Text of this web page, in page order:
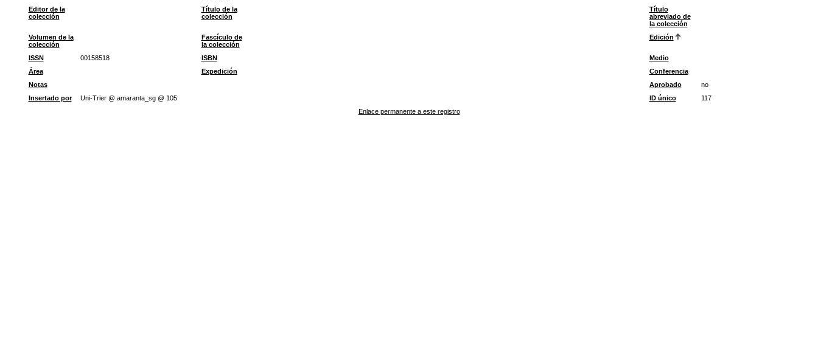
Editor de la
colección
Título de la
colección
Título
abreviado de
la colección
Volumen de la
colección
Fascículo de
la colección
Edición
ISSN 00158518 ISBN
Medio
Área
Expedición
Conferencia
Notas
Aprobado
no
Insertado por
Uni-Trier @ amaranta_sg @ 105 ID único
117
Enlace permanente a este registro